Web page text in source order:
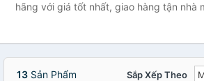
hãng với giá tốt nhất, giao hàng tận nhà
13 Sản Phẩm Sắp Xếp Theo